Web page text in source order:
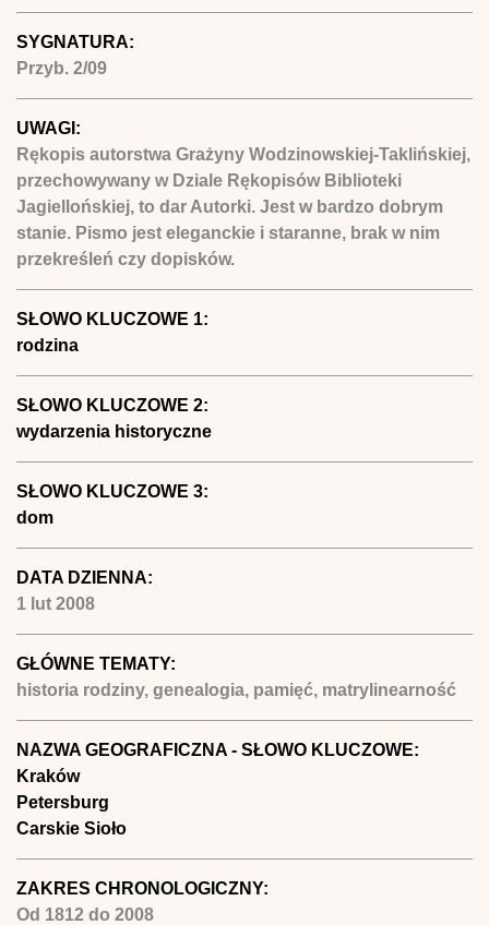
SYGNATURA:
Przyb. 2/09
UWAGI:
Rękopis autorstwa Grażyny Wodzinowskiej-Taklińskiej,
przechowywany w Dziale Rękopisów Biblioteki
Jagiellońskiej, to dar Autorki. Jest w bardzo dobrym
stanie. Pismo jest eleganckie i staranne, brak w nim
przekreśleń czy dopisków.
SŁOWO KLUCZOWE 1:
rodzina
SŁOWO KLUCZOWE 2:
wydarzenia historyczne
SŁOWO KLUCZOWE 3:
dom
DATA DZIENNA:
1 lut 2008
GŁÓWNE TEMATY:
historia rodziny, genealogia, pamięć, matrylinearność
NAZWA GEOGRAFICZNA - SŁOWO KLUCZOWE:
Kraków
Petersburg
Carskie Sioło
ZAKRES CHRONOLOGICZNY:
Od 1812 do 2008